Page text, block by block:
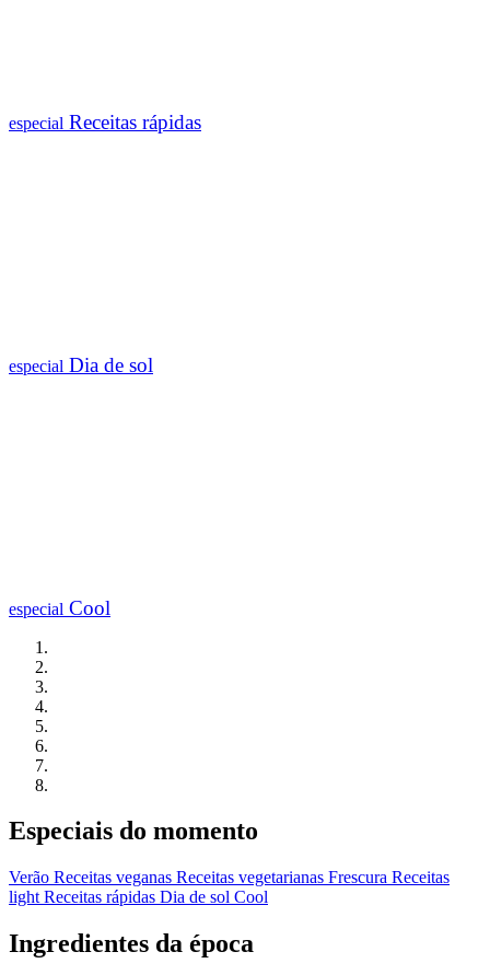
especial Receitas rápidas
especial Dia de sol
especial Cool
Especiais do momento
Verão Receitas veganas Receitas vegetarianas Frescura Receitas
light Receitas rápidas Dia de sol Cool
Ingredientes da época